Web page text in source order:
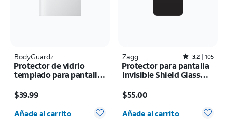
BodyGuardz
Protector de vidrio
templado para pantalla
Fold8
$39.99
Cantidad seleccionada: 0
Añade al carrito
Zagg Rated3.2out of 5 stars with105reviews
3.2 105
Protector para pantalla
Invisible Shield Glass
iPhone 17 Pro Max
$55.00
Cantidad seleccionada: 0
Añade al carrito